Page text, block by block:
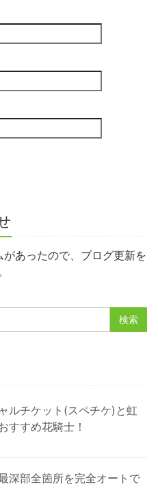
があったので、ブログ更新を
ルチケット(スペチケ)と虹
すすめ花騎士！
深部全箇所を完全オートで